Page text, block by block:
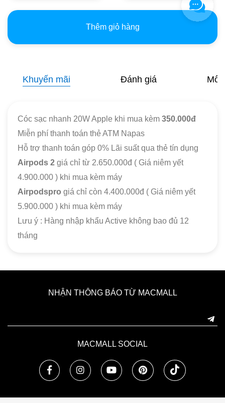
Thêm giỏ hàng
Khuyến mãi Đánh giá Mô
Cóc sạc nhanh 20W Apple khi mua kèm 350.000đ
Miễn phí thanh toán thẻ ATM Napas
Hỗ trợ thanh toán góp 0% Lãi suất qua thẻ tín dụng
Airpods 2 giá chỉ từ 2.650.000đ ( Giá niêm yết
4.900.000 ) khi mua kèm máy
Airpodspro giá chỉ còn 4.400.000đ ( Giá niêm yết
5.900.000 ) khi mua kèm máy
Lưu ý : Hàng nhập khẩu Active không bao đủ 12
tháng
NHẬN THÔNG BÁO TỪ MACMALL
MACMALL SOCIAL